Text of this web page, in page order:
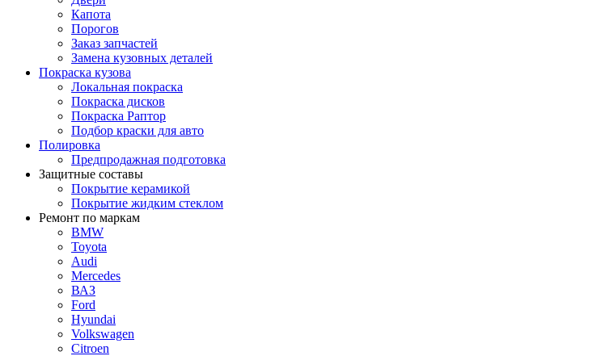
Капота
Порогов
Заказ запчастей
Замена кузовных деталей
Покраска кузова
Локальная покраска
Покраска дисков
Покраска Раптор
Подбор краски для авто
Полировка
Предпродажная подготовка
Защитные составы
Покрытие керамикой
Покрытие жидким стеклом
Ремонт по маркам
BMW
Toyota
Audi
Mercedes
ВАЗ
Ford
Hyundai
Volkswagen
Citroen